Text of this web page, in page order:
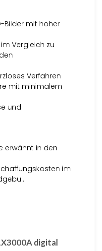
Bilder mit hoher
Vergleich zu
Verfahren
mit minimalem
und
erwähnt in den
im
digital